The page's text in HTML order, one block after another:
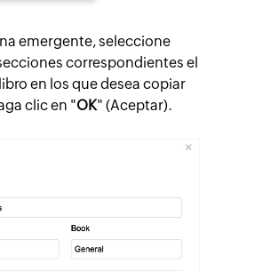
emergente, seleccione
correspondientes el
en los que desea copiar
clic en "OK" (Aceptar).